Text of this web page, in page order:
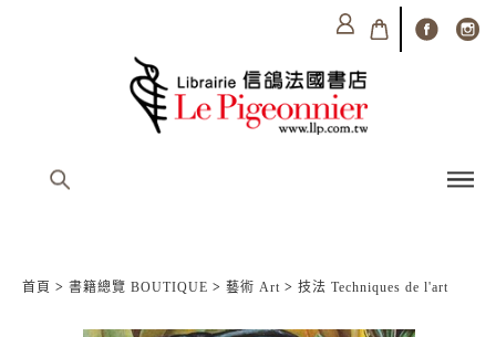
首頁 > 書籍總覽 BOUTIQUE > 藝術 Art > 技法 Techniques de l'art